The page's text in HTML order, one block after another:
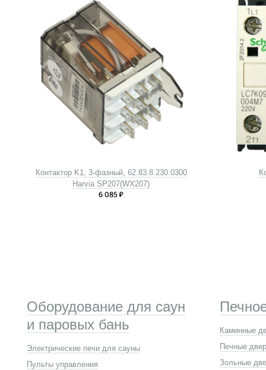
Контактор K1, 3-фазный, 62.83.8.230.0300
Harvia SP207(WX207)
6 085₽
Оборудование для саун
и паровых бань
Электрические печи для сауны
Пульты управления
Каминные
Печные
Зольные